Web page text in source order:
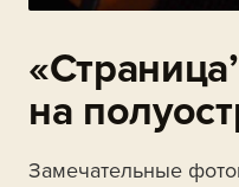
на
Замечательные